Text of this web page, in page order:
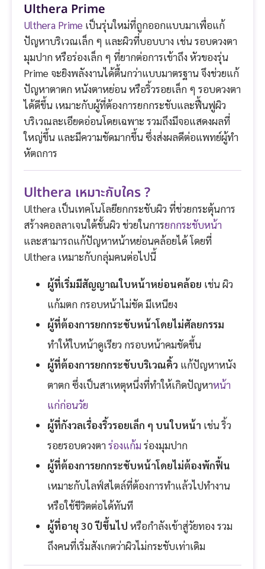
Ulthera Prime
Ulthera Prime เป็นรุ่นใหม่ที่ถูกออกแบบมาเพื่อแก้
ปัญหาบริเวณเล็ก ๆ และผิวที่บอบบาง เช่น รอบดวงตา
มุมปาก หรือร่องเล็ก ๆ ที่ยากต่อการเข้าถึง หัวของรุ่น
Prime จะยิงพลังงานได้ตื้นกว่าแบบมาตรฐาน จึงช่วยแก้
ปัญหาตาตก หนังตาหย่อน หรือริ้วรอยเล็ก ๆ รอบดวงตา
ได้ดีขึ้น เหมาะกับผู้ที่ต้องการยกกระชับและฟื้นฟูผิว
บริเวณละเอียดอ่อนโดยเฉพาะ รวมถึงมีจอแสดงผลที่
ใหญ่ขึ้น และมีความชัดมากขึ้น ซึ่งส่งผลดีต่อแพทย์ผู้ทำ
หัตถการ
Ulthera เหมาะกับใคร ?
Ulthera เป็นเทคโนโลยียกกระชับผิว ที่ช่วยกระตุ้นการ
สร้างคอลลาเจนใต้ชั้นผิว ช่วยในการยกกระชับหน้า
และสามารถแก้ปัญหาหน้าหย่อนคล้อยได้ โดยที่
Ulthera เหมาะกับกลุ่มคนต่อไปนี้
ผู้ที่เริ่มมีสัญญาณใบหน้าหย่อนคล้อย เช่น ผิว
แก้มตก กรอบหน้าไม่ชัด มีเหนียง
ผู้ที่ต้องการยกกระชับหน้าโดยไม่ศัลยกรรม
ทำให้ใบหน้าดูเรียว กรอบหน้าคมชัดขึ้น
ผู้ที่ต้องการยกกระชับบริเวณคิ้ว แก้ปัญหาหนัง
ตาตก ซึ่งเป็นสาเหตุหนึ่งที่ทำให้เกิดปัญหาหน้า
แก่ก่อนวัย
ผู้ที่กังวลเรื่องริ้วรอยเล็ก ๆ บนใบหน้า เช่น ริ้ว
รอยรอบดวงตาร่องแก้ม ร่องมุมปาก
ผู้ที่ต้องการยกกระชับหน้าโดยไม่ต้องพักฟื้น
เหมาะกับไลฟ์สไตล์ที่ต้องการทำแล้วไปทำงาน
หรือใช้ชีวิตต่อได้ทันที
ผู้ที่อายุ 30 ปีขึ้นไป หรือกำลังเข้าสู่วัยทอง รวม
ถึงคนที่เริ่มสังเกตว่าผิวไม่กระชับเท่าเดิม